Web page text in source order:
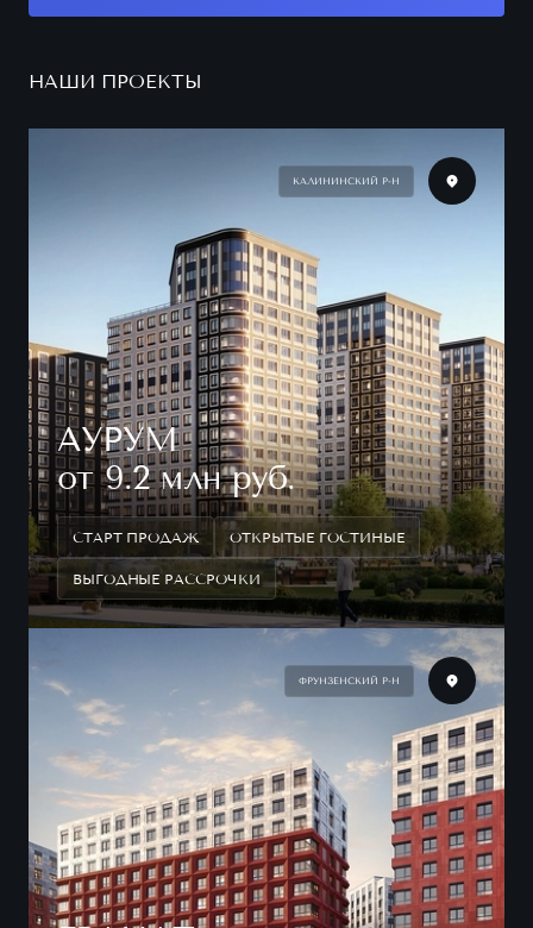
НАШИ ПРОЕКТЫ
КАЛИНИНСКИЙ Р-Н
АУРУМ
от 9.2 млн руб.
СТАРТ ПРОДАЖ ОТКРЫТЫЕ ГОСТИНЫЕ
ВЫГОДНЫЕ РАССРОЧКИ
ФРУНЗЕНСКИЙ Р-Н